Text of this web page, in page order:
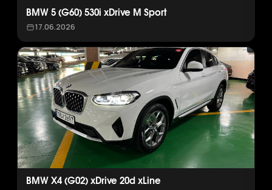
BMW 5 (G60) 530i xDrive M Sport
17.06.2026
BMW X4 (G02) xDrive 20d xLine